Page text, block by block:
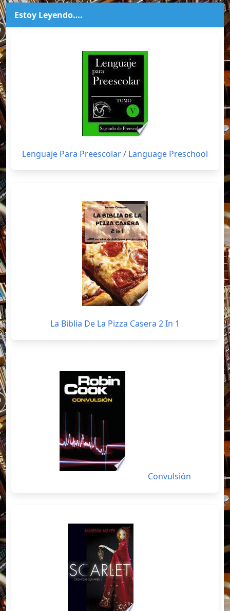
Estoy Leyendo….
Lenguaje Para Preescolar / Language Preschool
La Biblia De La Pizza Casera 2 In 1
Convulsión